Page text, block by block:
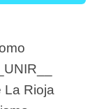
La Rioja